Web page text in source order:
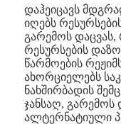
დაჰეიცავს
იღებს
გარემოს
რესურსების
წარმოების
ახორციელებს
ნახშირბადის
ჯანსაღ, გარემოს
ალტერნატიული